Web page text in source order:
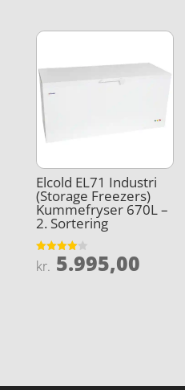
Elcold EL71 Industri
(Storage Freezers)
Kummefryser 670L –
2. Sortering
Vurderet
4
kr. 5.995,00